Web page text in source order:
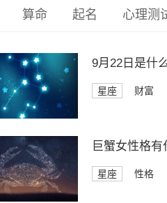
算命 起名 心理测
9月22日是什
星座 财富
巨蟹女性格
星座 性格